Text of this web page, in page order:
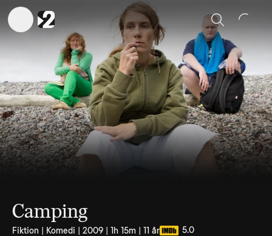
Sök
Camping
Fiktion | Komedi | 2009 | 1h 15m | 11 år 5.0